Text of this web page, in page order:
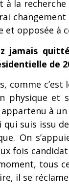
la
et opposée à
jamais
de
c’est
physique
appartenu à
suis issu
On
fois
tous
il se